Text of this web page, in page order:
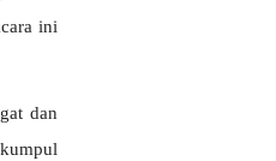
ini
dan